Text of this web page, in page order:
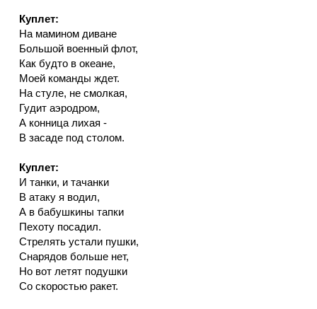
Куплет:
На мамином диване
Большой военный флот,
Как будто в океане,
Моей команды ждет.
На стуле, не смолкая,
Гудит аэродром,
А конница лихая -
В засаде под столом.
Куплет:
И танки, и тачанки
В атаку я водил,
А в бабушкины тапки
Пехоту посадил.
Стрелять устали пушки,
Снарядов больше нет,
Но вот летят подушки
Со скоростью ракет.